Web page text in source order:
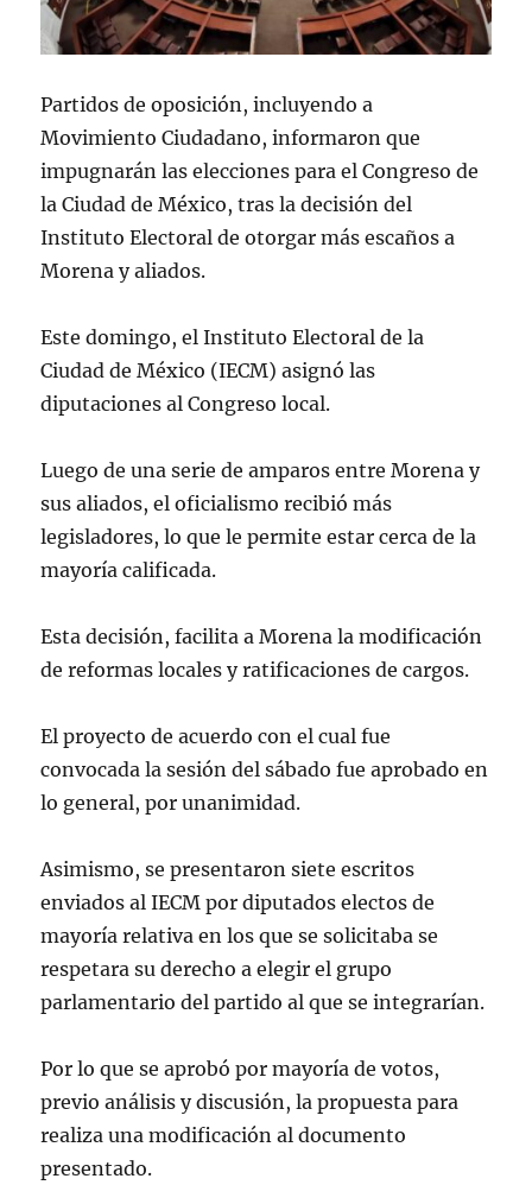
Partidos de oposición, incluyendo a
Movimiento Ciudadano, informaron que
impugnarán las elecciones para el Congreso de
la Ciudad de México, tras la decisión del
Instituto Electoral de otorgar más escaños a
Morena y aliados.
Este domingo, el Instituto Electoral de la
Ciudad de México (IECM) asignó las
diputaciones al Congreso local.
Luego de una serie de amparos entre Morena y
sus aliados, el oficialismo recibió más
legisladores, lo que le permite estar cerca de la
mayoría calificada.
Esta decisión, facilita a Morena la modificación
de reformas locales y ratificaciones de cargos.
El proyecto de acuerdo con el cual fue
convocada la sesión del sábado fue aprobado en
lo general, por unanimidad.
Asimismo, se presentaron siete escritos
enviados al IECM por diputados electos de
mayoría relativa en los que se solicitaba se
respetara su derecho a elegir el grupo
parlamentario del partido al que se integrarían.
Por lo que se aprobó por mayoría de votos,
previo análisis y discusión, la propuesta para
realiza una modificación al documento
presentado.